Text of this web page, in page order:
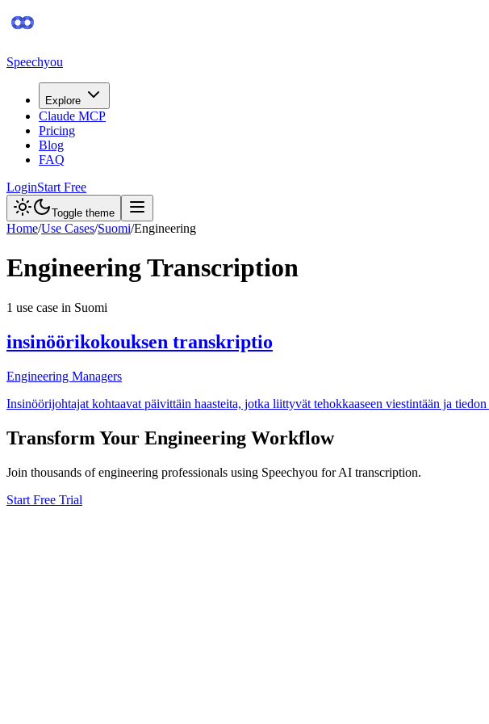
Speechyou
Explore
Claude MCP
Pricing
Blog
FAQ
LoginStart Free
Toggle theme
Home/Use Cases/Suomi/Engineering
EngineeringTranscription
1 use case in Suomi
insinöörikokouksen transkriptio
Engineering Managers
Insinöörijohtajat kohtaavat päivittäin haasteita, jotka liittyvät tehokkaaseen viestintään ja
Transform Your Engineering Workflow
Join thousands ofengineering professionals using Speechyou for AI transcription.
Start Free Trial